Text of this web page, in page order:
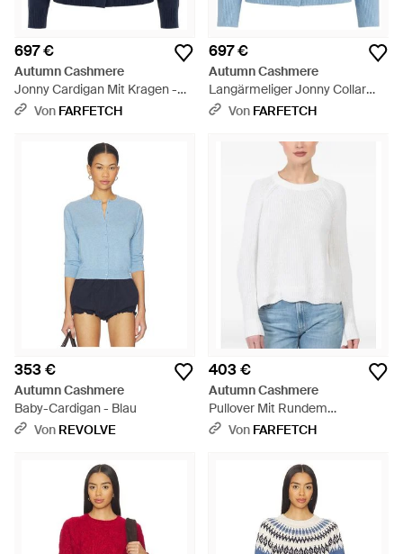
697 €
Autumn Cashmere
Jonny Cardigan Mit Kragen -
BlauVon FARFETCH
697 €
Autumn Cashmere
Langärmeliger Jonny Collar
Cardigan - Blau
Von FARFETCH
353 €
Autumn Cashmere
Baby-Cardigan - Blau
Von REVOLVE
403 €
Autumn Cashmere
Pullover Mit Rundem
Ausschnitt - Weiß
Von FARFETCH